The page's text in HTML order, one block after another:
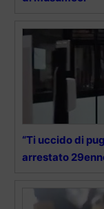
“Ti uccido di
arrestato